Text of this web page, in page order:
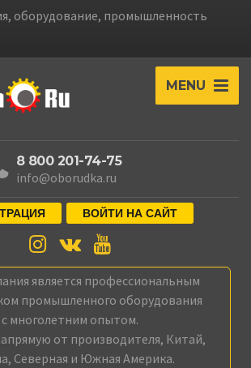
оборудование, промышленность
MENU
8 800 201-74-75
info@oborudka.ru
ВОЙТИ НА САЙТ
промышленного оборудования
с многолетним опытом.
от производителя, Китай,
Северная и Южная Америка.